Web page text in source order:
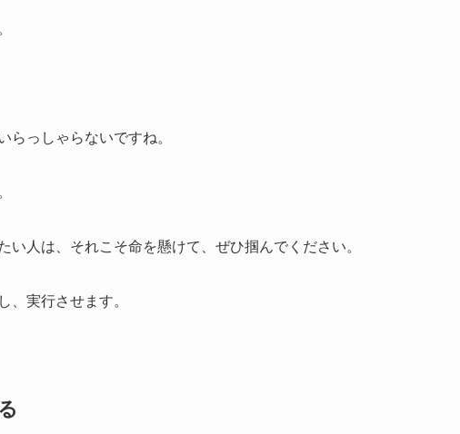
っしゃらないですね。
人は、それこそ命を懸けて、ぜひ掴んでください。
実行させます。